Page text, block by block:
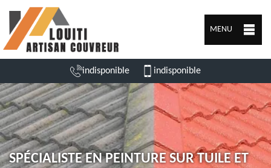
MENU
indisponible indisponible
SPÉCIALISTE EN PEINTURE SUR TUILE ET